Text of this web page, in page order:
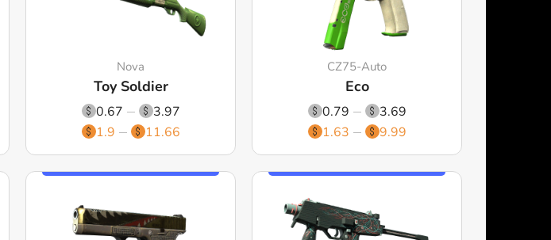
Nova
Toy Soldier
0.67
3.97
1.9
11.66
CZ75-Auto
Eco
0.79
3.69
1.63
9.99